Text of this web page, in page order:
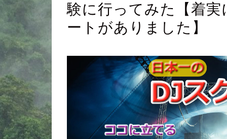
験に行ってみた【着
ートがありました】